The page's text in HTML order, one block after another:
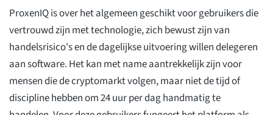
ProxenIQ is over het algemeen geschikt voor gebruikers die
vertrouwd zijn met technologie, zich bewust zijn van
handelsrisico's en de dagelijkse uitvoering willen delegeren
aan software. Het kan met name aantrekkelijk zijn voor
mensen die de cryptomarkt volgen, maar niet de tijd of
discipline hebben om 24 uur per dag handmatig te